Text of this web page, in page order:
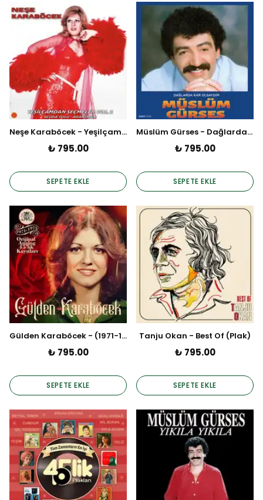
Neşe Karaböcek - Yeşilçam'dan Seçmeler Vol.1 / Sevda Yolu (Plak)
₺ 795.00
SEPETE EKLE
Müslüm Gürses - Dağlarda Kar Olsaydım (Plak)
₺ 795.00
SEPETE EKLE
Gülden Karaböcek - (1971-1973) Şah Plak Kayıtları
₺ 795.00
SEPETE EKLE
Tanju Okan - Best Of (Plak)
₺ 795.00
SEPETE EKLE